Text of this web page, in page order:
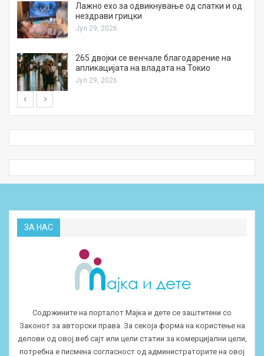
Лажно ехо за одвикнување од слатки и од
нездрави грицки
Јул 29, 2026
265 двојки се венчале благодарение на
апликацијата на владата на Токио
Јул 29, 2026
ЗА НАС
Содржините на порталот Мајка и дете се заштитени со
Законот за авторски права. За секоја форма на користење на
делови од овој веб сајт или цели статии за комерцијални цели,
потребна е писмена согласност од администраторите на овој